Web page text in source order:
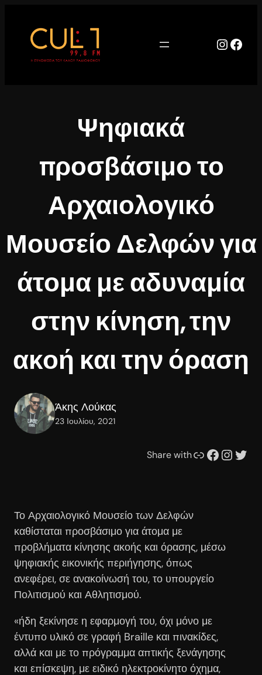
περιεχόμενο
Ψηφιακά
προσβάσιμο το
Αρχαιολογικό
Μουσείο Δελφών για
άτομα με αδυναμία
στην κίνηση, την
ακοή και την όραση
Άκης Λούκας
23 Ιουλίου, 2021
Share withΣυνδέσμου Facebook Instagram Twitter
Το Αρχαιολογικό Μουσείο των Δελφών
καθίσταται προσβάσιμο για άτομα με
προβλήματα κίνησης ακοής και όρασης, μέσω
ψηφιακής εικονικής περιήγησης, όπως
ανεφέρει, σε ανακοίνωσή του, το υπουργείο
Πολιτισμού και Αθλητισμού.
«ήδη ξεκίνησε η εφαρμογή του, όχι μόνο με
έντυπο υλικό σε γραφή Braille και πινακίδες,
αλλά και με το πρόγραμμα απτικής ξενάγησης
και επίσκεψη, με ειδικό ηλεκτροκίνητο όχημα,